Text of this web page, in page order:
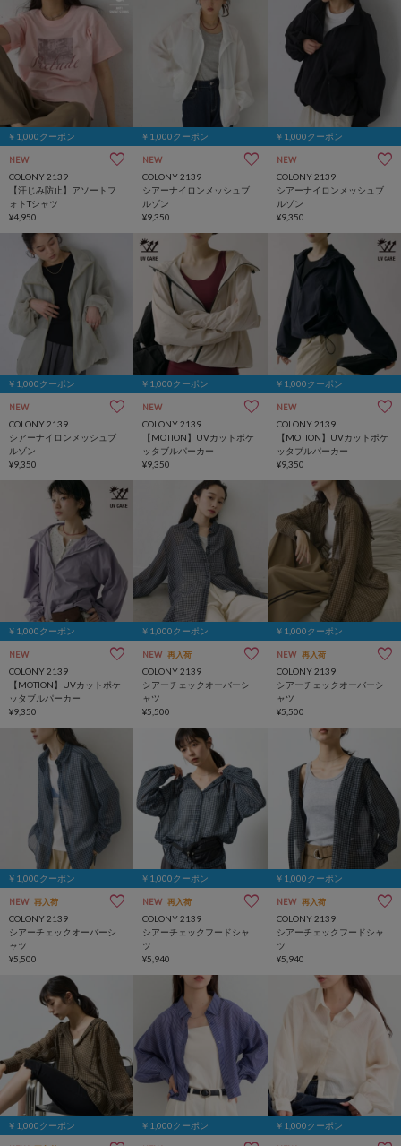
￥1,000クーポン
NEW
COLONY 2139
【汗じみ防止】アソートフ
ォトTシャツ
¥4,950
￥1,000クーポン
NEW
COLONY 2139
シアーナイロンメッシュブ
ルゾン
¥9,350
￥1,000クーポン
NEW
COLONY 2139
シアーナイロンメッシュブ
ルゾン
¥9,350
￥1,000クーポン
NEW
COLONY 2139
シアーナイロンメッシュブ
ルゾン
¥9,350
￥1,000クーポン
NEW
COLONY 2139
【MOTION】UVカットポケ
ッタブルパーカー
¥9,350
￥1,000クーポン
NEW
COLONY 2139
【MOTION】UVカットポケ
ッタブルパーカー
¥9,350
￥1,000クーポン
NEW
COLONY 2139
【MOTION】UVカットポケ
ッタブルパーカー
¥9,350
￥1,000クーポン
NEW 再入荷
COLONY 2139
シアーチェックオーバーシ
ャツ
¥5,500
￥1,000クーポン
NEW 再入荷
COLONY 2139
シアーチェックオーバーシ
ャツ
¥5,500
￥1,000クーポン
NEW 再入荷
COLONY 2139
シアーチェックオーバーシ
ャツ
¥5,500
￥1,000クーポン
NEW 再入荷
COLONY 2139
シアーチェックフードシャ
ツ
¥5,940
￥1,000クーポン
NEW 再入荷
COLONY 2139
シアーチェックフードシャ
ツ
¥5,940
￥1,000クーポン ￥1,000クーポン ￥1,000クーポン